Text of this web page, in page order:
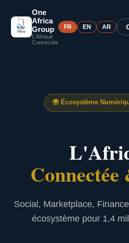
One
Africa
Group
L'Afrique
Connectée
FR EN AR
🌍 Écosystème
Social, Marketplace,
écosystème pour 1,4